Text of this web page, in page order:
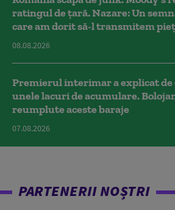
ratingul de țară. Nazare: Un
care am dorit să-l transmitem
08.08.2026
Premierul interimar a explicat de
unele lacuri de acumulare.
reumplute aceste baraje
07.08.2026
PARTENERII NOȘTRI